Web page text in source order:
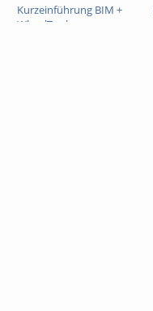
Kurzeinführung BIM +
WheelTool